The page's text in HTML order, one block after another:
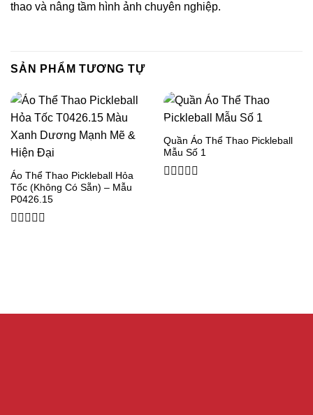
thao và nâng tầm hình ảnh chuyên nghiệp.
SẢN PHẨM TƯƠNG TỰ
Áo Thể Thao Pickleball Hỏa
Tốc (Không Có Sẵn) – Mẫu
P0426.15
Quần Áo Thể Thao Pickleball
Mẫu Số 1